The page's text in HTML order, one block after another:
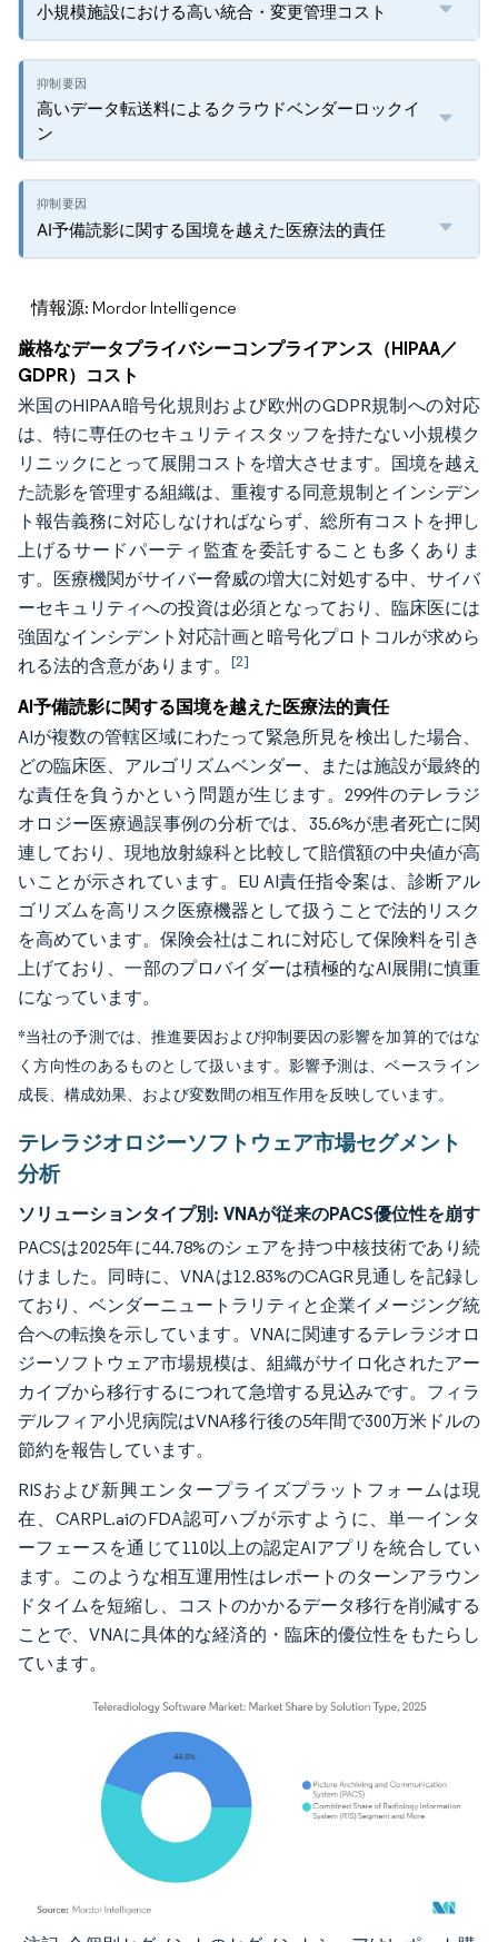
小規模施設における高い統合・変更管理コスト
高いデータ転送料によるクラウドベンダーロックイ
ン
AI予備読影に関する国境を越えた医療法的責任
情報源: Mordor Intelligence
厳格なデータプライバシーコンプライアンス（HIPAA／
GDPR）コスト
米国のHIPAA暗号化規則および欧州のGDPR規制への対応
は、特に専任のセキュリティスタッフを持たない小規模ク
リニックにとって展開コストを増大させます。国境を越え
た読影を管理する組織は、重複する同意規制とインシデン
ト報告義務に対応しなければならず、総所有コストを押し
上げるサードパーティ監査を委託することも多くありま
す。医療機関がサイバー脅威の増大に対処する中、サイバ
ーセキュリティへの投資は必須となっており、臨床医には
強固なインシデント対応計画と暗号化プロトコルが求めら
れる法的含意があります。 [2]
AI予備読影に関する国境を越えた医療法的責任
AIが複数の管轄区域にわたって緊急所見を検出した場合、
どの臨床医、アルゴリズムベンダー、または施設が最終的
な責任を負うかという問題が生じます。299件のテレラジ
オロジー医療過誤事例の分析では、35.6%が患者死亡に関
連しており、現地放射線科と比較して賠償額の中央値が高
いことが示されています。EU AI責任指令案は、診断アル
ゴリズムを高リスク医療機器として扱うことで法的リスク
を高めています。保険会社はこれに対応して保険料を引き
上げており、一部のプロバイダーは積極的なAI展開に慎重
になっています。
*当社の予測では、推進要因および抑制要因の影響を加算的ではな
く方向性のあるものとして扱います。影響予測は、ベースライン
成長、構成効果、および変数間の相互作用を反映しています。
テレラジオロジーソフトウェア市場セグメント
分析
ソリューションタイプ別: VNAが従来のPACS優位性を崩す
PACSは2025年に44.78%のシェアを持つ中核技術であり続
けました。同時に、VNAは12.83%のCAGR見通しを記録し
ており、ベンダーニュートラリティと企業イメージング統
合への転換を示しています。VNAに関連するテレラジオロ
ジーソフトウェア市場規模は、組織がサイロ化されたアー
カイブから移行するにつれて急増する見込みです。フィラ
デルフィア小児病院はVNA移行後の5年間で300万米ドルの
節約を報告しています。
RISおよび新興エンタープライズプラットフォームは現
在、CARPL.aiのFDA認可ハブが示すように、単一インタ
ーフェースを通じて110以上の認定AIアプリを統合してい
ます。このような相互運用性はレポートのターンアラウン
ドタイムを短縮し、コストのかかるデータ移行を削減する
ことで、VNAに具体的な経済的・臨床的優位性をもたらし
ています。